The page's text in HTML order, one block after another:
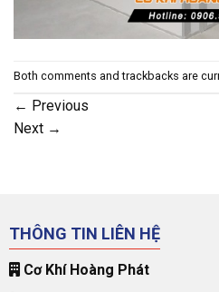
Both comments and trackbacks are
← Previous
Next →
THÔNG TIN LIÊN HỆ
Cơ Khí Hoàng Phát